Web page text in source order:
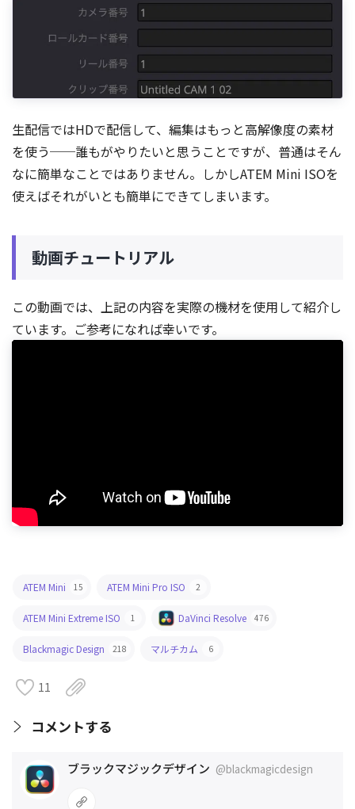
生配信ではHDで配信して、編集はもっと高解像度の素材
を使う──誰もがやりたいと思うことですが、普通はそん
なに簡単なことではありません。しかしATEM Mini ISOを
使えばそれがいとも簡単にできてしまいます。
動画チュートリアル
この動画では、上記の内容を実際の機材を使用して紹介し
ています。ご参考になれば幸いです。
ATEM Mini 15 ATEM Mini Pro ISO 2
ATEM Mini Extreme ISO 1 DaVinci Resolve 476
Blackmagic Design 218 マルチカム 6
11
コメントする
ブラックマジックデザイン @blackmagicdesign